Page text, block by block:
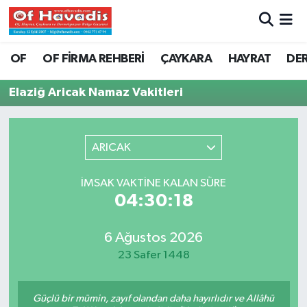
OF OF FİRMA REHBERİ ÇAYKARA HAYRAT
Elaziğ Aricak Namaz Vakitleri
ARICAK
İMSAK VAKTINE KALAN SÜRE
04:30:18
6 Ağustos 2026
23 Safer 1448
Güçlü bir mümin, zayıf olandan daha hayırlıdır ve Allâhü
Trabzon Nöbetçi Eczaneler
Trabzon Hava Durumu
Trabzon Namaz Vakitleri
Trabzon Trafik Yoğunluk Haritası
Süper Lig Puan Durumu ve Fikstür
Son Dakika Haberleri
Haber Arşivi